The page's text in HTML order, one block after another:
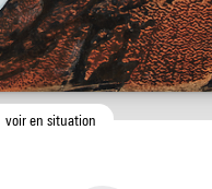
voir en situation